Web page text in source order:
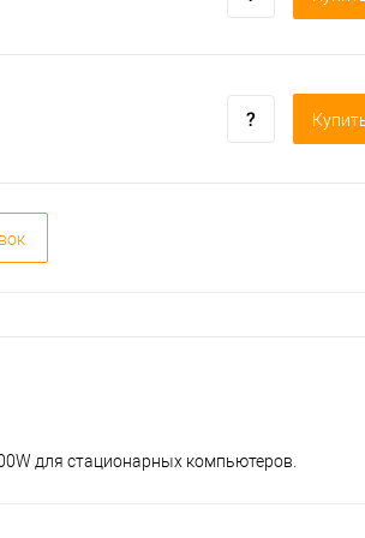
для стационарных компьютеров.